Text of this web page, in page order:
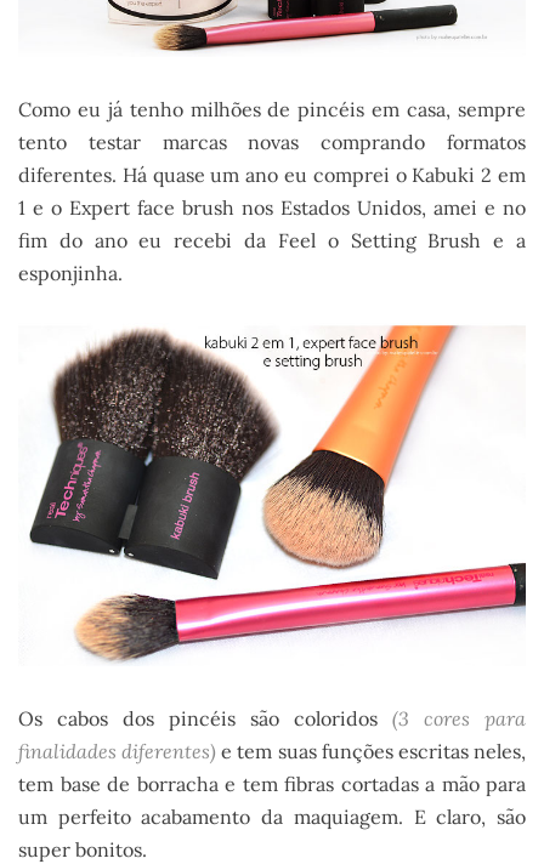
Como eu já tenho milhões de pincéis em casa, sempre
tento testar marcas novas comprando formatos
diferentes. Há quase um ano eu comprei o Kabuki 2 em
1 e o Expert face brush nos Estados Unidos, amei e no
fim do ano eu recebi da Feel o Setting Brush e a
esponjinha.
Os cabos dos pincéis são coloridos (3 cores para
finalidades diferentes) e tem suas funções escritas neles,
tem base de borracha e tem fibras cortadas a mão para
um perfeito acabamento da maquiagem. E claro, são
super bonitos.